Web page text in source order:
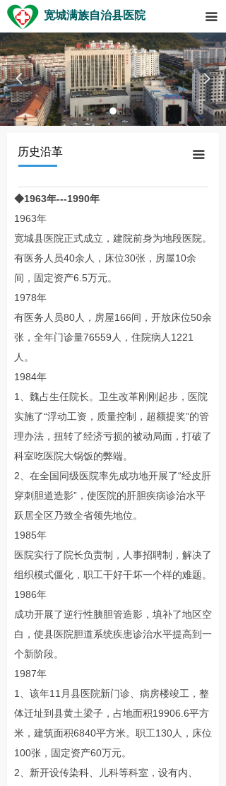
넳 넲
宽城满族自治县医院 끀
历史沿革
◆1963年---1990年
1963年
宽城县医院正式成立，建院前身为地段医院。
有医务人员40余人，床位30张，房屋10余
间，固定资产6.5万元。
1978年
有医务人员80人，房屋166间，开放床位50余
张，全年门诊量76559人，住院病人1221
人。
1984年
1、魏占生任院长。卫生改革刚刚起步，医院
实施了“浮动工资，质量控制，超额提奖”的管
理办法，扭转了经济亏损的被动局面，打破了
科室吃医院大锅饭的弊端。
2、在全国同级医院率先成功地开展了“经皮肝
穿刺胆道造影”，使医院的肝胆疾病诊治水平
跃居全区乃致全省领先地位。
1985年
医院实行了院长负责制，人事招聘制，解决了
组织模式僵化，职工干好干坏一个样的难题。
1986年
成功开展了逆行性胰胆管造影，填补了地区空
白，使县医院胆道系统疾患诊治水平提高到一
个新阶段。
1987年
1、该年11月县医院新门诊、病房楼竣工，整
体迁址到县黄土梁子，占地面积19906.6平方
米，建筑面积6840平方米。职工130人，床位
100张，固定资产60万元。
2、新开设传染科、儿科等科室，设有内、
끀